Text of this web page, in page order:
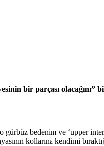
bir parçası olacağını”
bedenim ve ‘upper
kollarına kendimi